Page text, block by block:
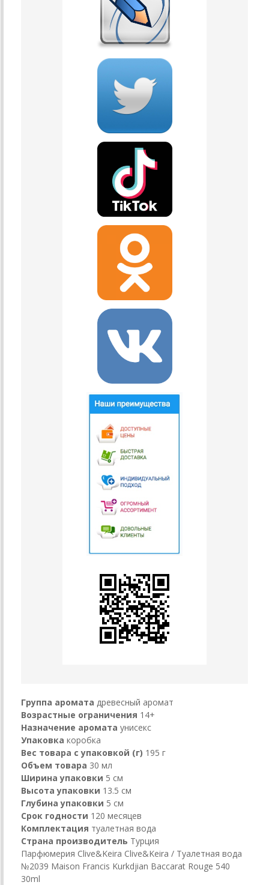
Группа аромата древесный аромат
Возрастные ограничения 14+
Назначение аромата унисекс
Упаковка коробка
Вес товара с упаковкой (г) 195 г
Объем товара 30 мл
Ширина упаковки 5 см
Высота упаковки 13.5 см
Глубина упаковки 5 см
Срок годности 120 месяцев
Комплектация туалетная вода
Страна производитель Турция
Парфюмерия Clive&Keira Clive&Keira / Туалетная вода
№2039 Maison Francis Kurkdjian Baccarat Rouge 540
30ml